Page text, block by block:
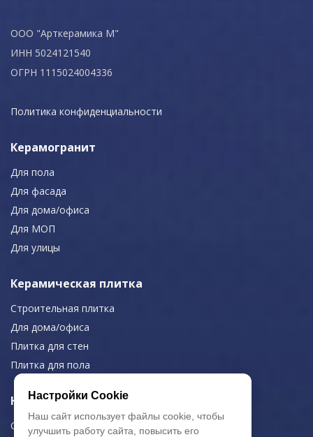
ООО "Арткерамика М"
ИНН 5024121540
ОГРН 1115024004336
Политика конфиденциальности
Керамогранит
Для пола
Для фасада
Для дома/офиса
Для МОП
Для улицы
Керамическая плитка
Строительная плитка
Для дома/офиса
Плитка для стен
Плитка для пола
Навигация
О компании
Настройки Cookie
Наш сайт использует файлы cookie, чтобы
улучшить работу сайта, повысить его